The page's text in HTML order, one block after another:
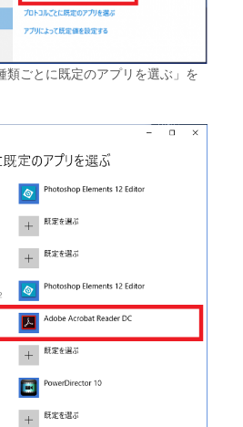
類ごとに既定のアプリを選ぶ」を